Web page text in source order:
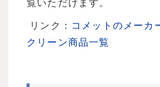
覧いただけます。
リンク： コメットのメーカ
クリーン商品一覧